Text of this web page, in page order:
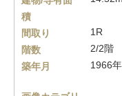
積
間取り
1R
階数
2/2階
築年月
1966